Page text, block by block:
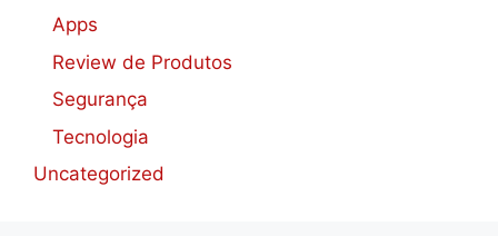
Apps
Review de Produtos
Segurança
Tecnologia
Uncategorized